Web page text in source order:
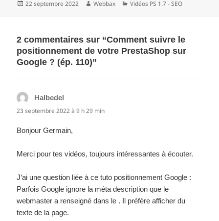
Publié
22 septembre 2022 Auteur
Webbax Catégories
Vidéos PS 1.7 - SEO
2 commentaires sur “Comment suivre le
positionnement de votre PrestaShop sur
Google ? (ép. 110)”
Halbedel
23 septembre 2022 à 9 h 29 min
Bonjour Germain,
Merci pour tes vidéos, toujours intéressantes à écouter.
J’ai une question liée à ce tuto positionnement Google :
Parfois Google ignore la méta description que le
webmaster a renseigné dans le . Il préfère afficher du
texte de la page.